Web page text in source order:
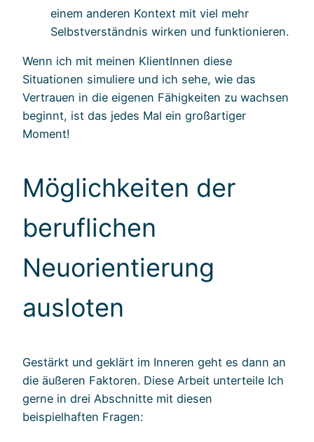
einem anderen Kontext mit viel mehr
Selbstverständnis wirken und funktionieren.
Wenn ich mit meinen KlientInnen diese
Situationen simuliere und ich sehe, wie das
Vertrauen in die eigenen Fähigkeiten zu wachsen
beginnt, ist das jedes Mal ein großartiger
Moment!
Möglichkeiten der
beruflichen
Neuorientierung
ausloten
Gestärkt und geklärt im Inneren geht es dann an
die äußeren Faktoren. Diese Arbeit unterteile Ich
gerne in drei Abschnitte mit diesen
beispielhaften Fragen: